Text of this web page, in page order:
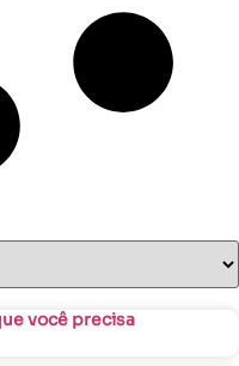
você precisa